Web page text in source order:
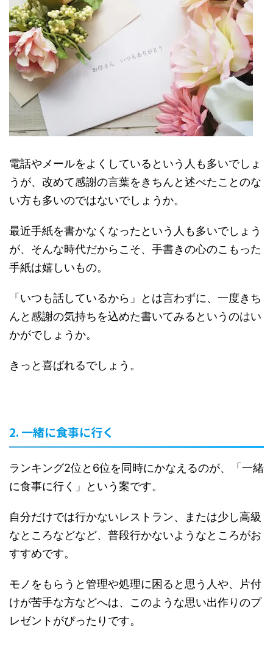
電話やメールをよくしているという人も多いでしょ
うが、改めて感謝の言葉をきちんと述べたことのな
い方も多いのではないでしょうか。
最近手紙を書かなくなったという人も多いでしょう
が、そんな時代だからこそ、手書きの心のこもった
手紙は嬉しいもの。
「いつも話しているから」とは言わずに、一度きち
んと感謝の気持ちを込めた書いてみるというのはい
かがでしょうか。
きっと喜ばれるでしょう。
2. 一緒に食事に行く
ランキング2位と6位を同時にかなえるのが、「一緒
に食事に行く」という案です。
自分だけでは行かないレストラン、または少し高級
なところなどなど、普段行かないようなところがお
すすめです。
モノをもらうと管理や処理に困ると思う人や、片付
けが苦手な方などへは、このような思い出作りのプ
レゼントがぴったりです。